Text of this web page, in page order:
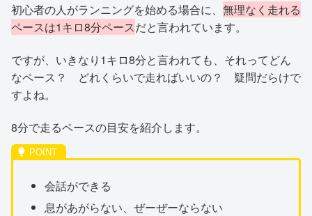
初心者の人がランニングを始める場合に、 無理なく走れる
ペースは1キロ8分ペースだと言われています。
ですが、いきなり1キロ8分と言われても、それってどん
なペース？ どれくらいで走ればいいの？ 疑問だらけで
すよね。
8分で走るペースの目安を紹介します。
会話ができる
息があがらない、ぜーぜーならない